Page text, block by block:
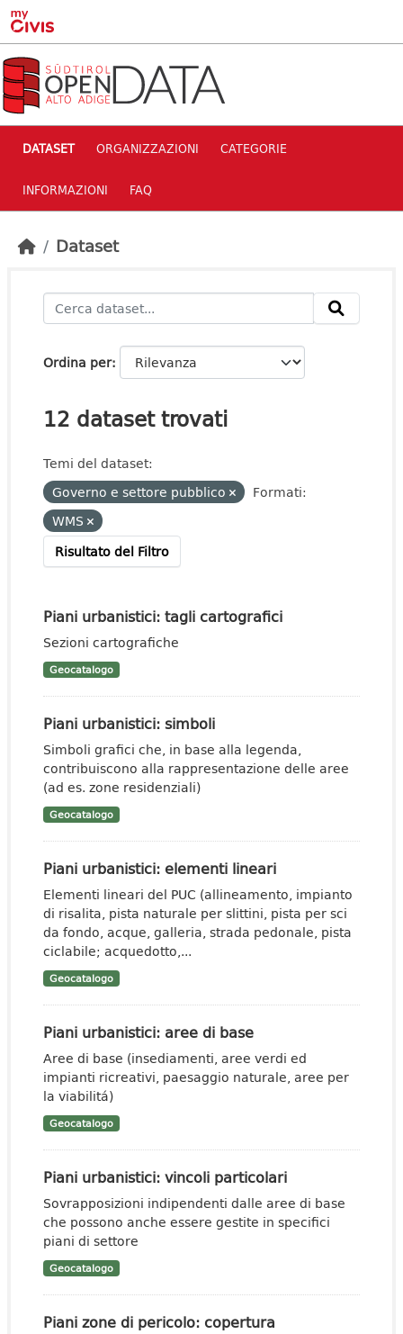
Skip to main content
DATASET ORGANIZZAZIONI CATEGORIE
INFORMAZIONI FAQ
Dataset
Ordina per
12 dataset trovati
Temi del dataset:
Governo e settore pubblico
Formati:
WMS
Risultato del Filtro
Piani urbanistici: tagli cartografici
Sezioni cartografiche
Geocatalogo
Piani urbanistici: simboli
Simboli grafici che, in base alla legenda,
contribuiscono alla rappresentazione delle aree
(ad es. zone residenziali)
Geocatalogo
Piani urbanistici: elementi lineari
Elementi lineari del PUC (allineamento, impianto
di risalita, pista naturale per slittini, pista per sci
da fondo, acque, galleria, strada pedonale, pista
ciclabile; acquedotto,...
Geocatalogo
Piani urbanistici: aree di base
Aree di base (insediamenti, aree verdi ed
impianti ricreativi, paesaggio naturale, aree per
la viabilitá)
Geocatalogo
Piani urbanistici: vincoli particolari
Sovrapposizioni indipendenti dalle aree di base
che possono anche essere gestite in specifici
piani di settore
Geocatalogo
Piani zone di pericolo: copertura